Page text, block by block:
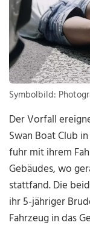
Symbolbild:
Der Vorfall
Swan Boat Club
fuhr mit ihrem
Gebäudes, wo
stattfand. Die
ihr 5-jähriger
Fahrzeug in das